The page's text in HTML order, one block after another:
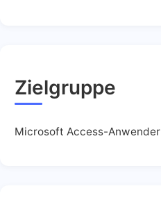
Zielgruppe
Microsoft Access-Anwender